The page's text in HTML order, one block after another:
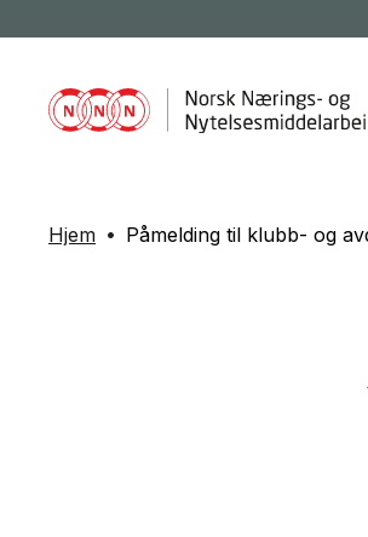
Hjem Påmelding til klubb- og